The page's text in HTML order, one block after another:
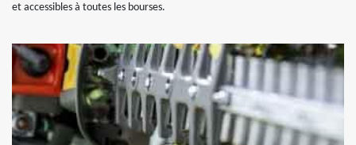
et accessibles à toutes les bourses.